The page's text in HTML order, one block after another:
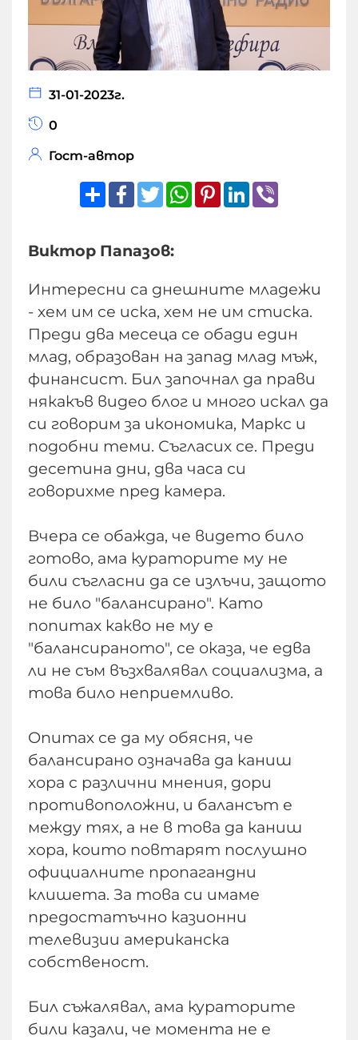
31-01-2023г.
0
Гост-автор
ShareFacebook
TwitterWhatsApp
Pinterest
LinkedIn
Виктор Папазов:
Интересни са днешните младежи
- хем им се иска, хем не им стиска.
Преди два месеца се обади един
млад, образован на запад млад мъж,
финансист. Бил започнал да прави
някакъв видео блог и много искал да
си говорим за икономика, Маркс и
подобни теми. Съгласих се. Преди
десетина дни, два часа си
говорихме пред камера.
Вчера се обажда, че видето било
готово, ама кураторите му не
били съгласни да се излъчи, защото
не било "балансирано". Като
попитах какво не му е
"балансираното", се оказа, че едва
ли не съм възхвалявал социализма, а
това било неприемливо.
Опитах се да му обясня, че
балансирано означава да каниш
хора с различни мнения, дори
противоположни, и балансът е
между тях, а не в това да каниш
хора, които повтарят послушно
официалните пропагандни
клишета. За това си имаме
предостатъчно казионни
телевизии американска
собственост.
Бил съжалявал, ама кураторите
били казали, че момента не е